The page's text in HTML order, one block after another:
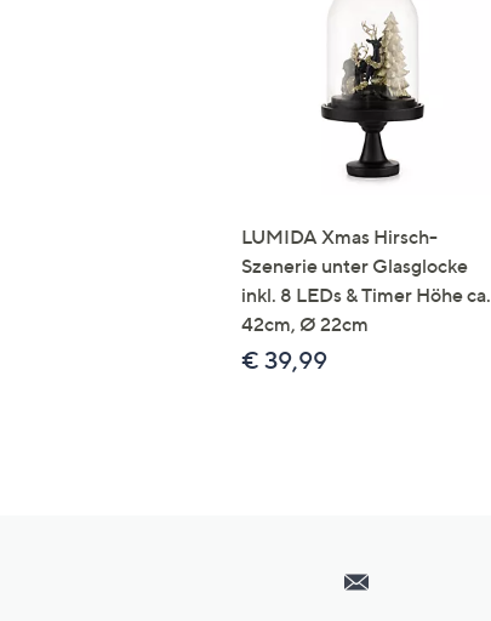
LUMIDA Xmas Hirsch-
Szenerie unter Glasglocke
inkl. 8 LEDs & Timer Höhe ca.
42cm, Ø 22cm
€ 39,99